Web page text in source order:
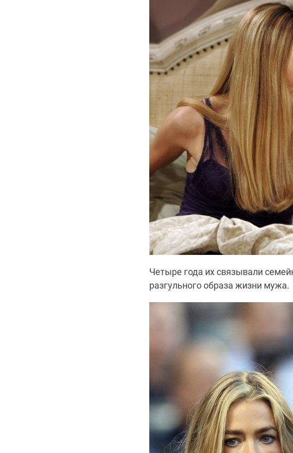
Четыре года их связывали
разгульного образа жизни мужа.